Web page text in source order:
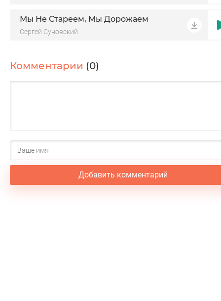
Мы Не Стареем, Мы Дорожаем
Сергей Суновский
Комментарии (0)
Добавить комментарий